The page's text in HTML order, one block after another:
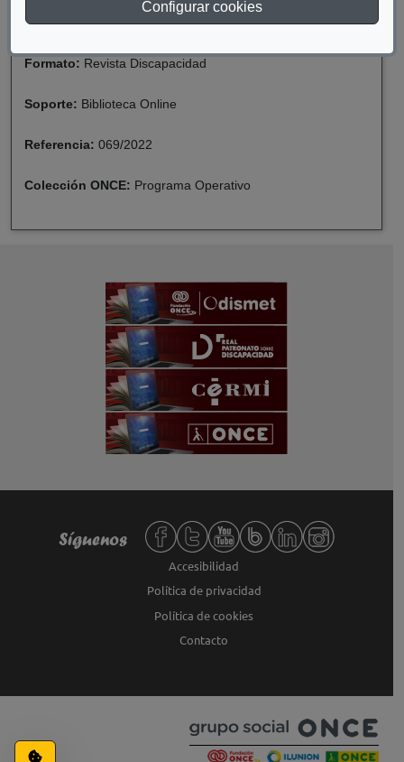
Configurar cookies
Fecha de catalogación:2022
Formato: Revista Discapacidad
Soporte: Biblioteca Online
Referencia: 069/2022
Colección ONCE: Programa Operativo
Redes sociales de Fundación ONCE,
Síguenos
Accesibilidad
Política de privacidad
Política de cookies
Contacto